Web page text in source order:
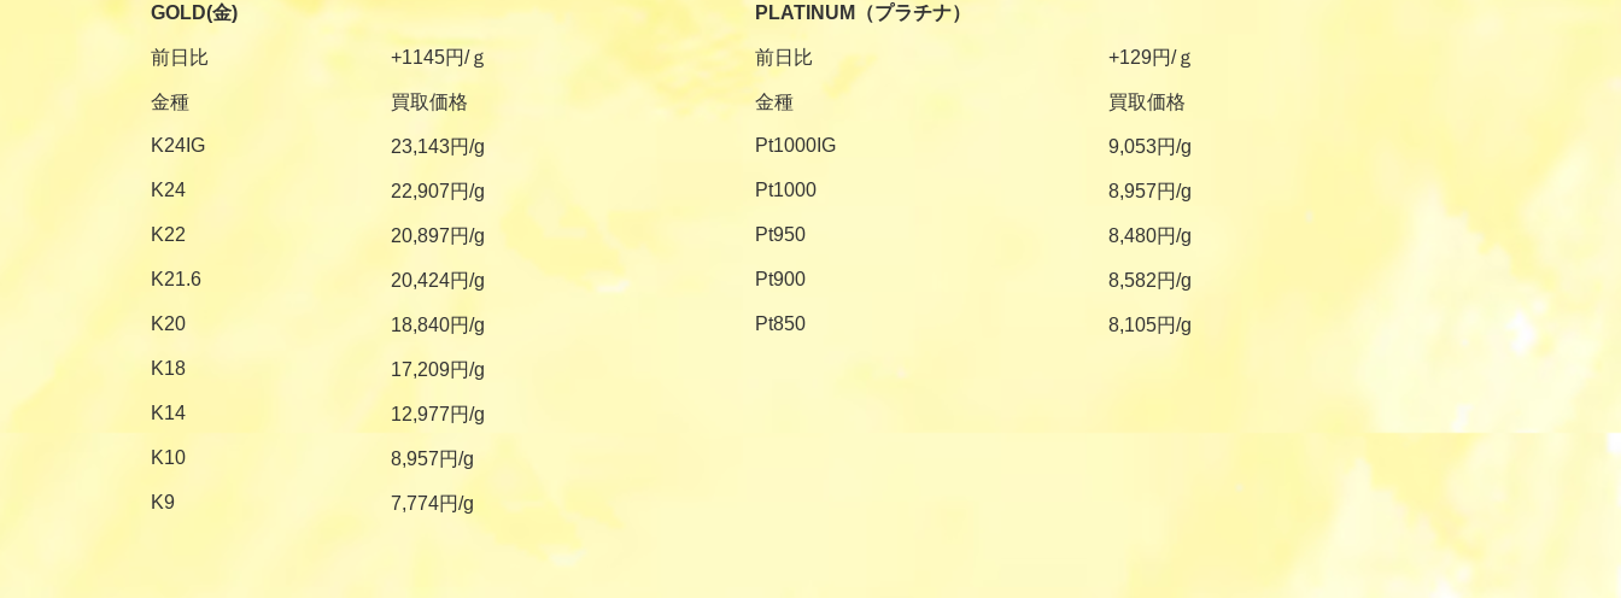
GOLD(金) PLATINUM（プラチナ）
前日比 +1145円/ｇ 前日比 +129円/ｇ
金種 買取価格 金種 買取価格
K24IG 23,143円/g Pt1000IG 9,053円/g
K24 22,907円/g Pt1000 8,957円/g
K22 20,897円/g Pt950 8,480円/g
K21.6 20,424円/g Pt900 8,582円/g
K20 18,840円/g Pt850 8,105円/g
K18 17,209円/g
K14 12,977円/g
K10 8,957円/g
K9 7,774円/g